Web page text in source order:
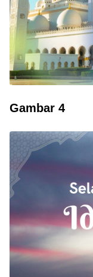
Gambar 4